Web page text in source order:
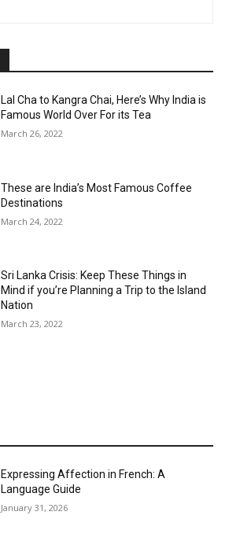
Lal Cha to Kangra Chai, Here’s Why India is
Famous World Over For its Tea
March 26, 2022
These are India’s Most Famous Coffee
Destinations
March 24, 2022
Sri Lanka Crisis: Keep These Things in
Mind if you’re Planning a Trip to the Island
Nation
March 23, 2022
Expressing Affection in French: A
Language Guide
January 31, 2026